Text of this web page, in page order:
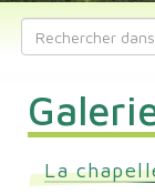
La